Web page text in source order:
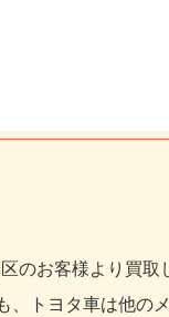
のお客様より買取
トヨタ車は他の